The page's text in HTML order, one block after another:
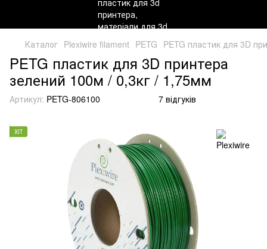
Каталог Plexiwire filament PETG PETG пластик для 3D
PETG пластик для 3D принтера
зелений 100м / 0,3кг / 1,75мм
Артикул: PETG-806100 7 відгуків
ХІТ